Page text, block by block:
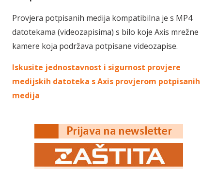
Provjera potpisanih medija kompatibilna je s MP4
datotekama (videozapisima) s bilo koje Axis mrežne
kamere koja podržava potpisane videozapise.
Iskusite jednostavnost i sigurnost provjere
medijskih datoteka s Axis provjerom potpisanih
medija